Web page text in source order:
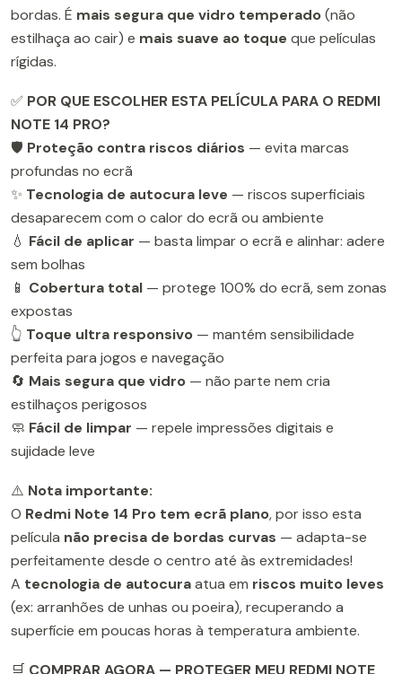
bordas. É mais segura que vidro temperado(não
estilhaça ao cair) e mais suave ao toque que películas
rígidas.
✅ POR QUE ESCOLHER ESTA PELÍCULA PARA O REDMI
NOTE 14 PRO?
🛡️ Proteção contra riscos diários — evita marcas
profundas no ecrã
✨ Tecnologia de autocura leve — riscos superficiais
desaparecem com o calor do ecrã ou ambiente
💧 Fácil de aplicar — basta limpar o ecrã e alinhar: adere
sem bolhas
📱 Cobertura total — protege 100% do ecrã, sem zonas
expostas
👆 Toque ultra responsivo — mantém sensibilidade
perfeita para jogos e navegação
🔄 Mais segura que vidro — não parte nem cria
estilhaços perigosos
🧼 Fácil de limpar — repele impressões digitais e
sujidade leve
⚠️ Nota importante:
O Redmi Note 14 Pro tem ecrã plano, por isso esta
película não precisa de bordas curvas — adapta-se
perfeitamente desde o centro até às extremidades!
A tecnologia de autocuraatua em riscos muito leves
(ex: arranhões de unhas ou poeira), recuperando a
superfície em poucas horas à temperatura ambiente.
🛒 COMPRAR AGORA — PROTEGER MEU REDMI NOTE